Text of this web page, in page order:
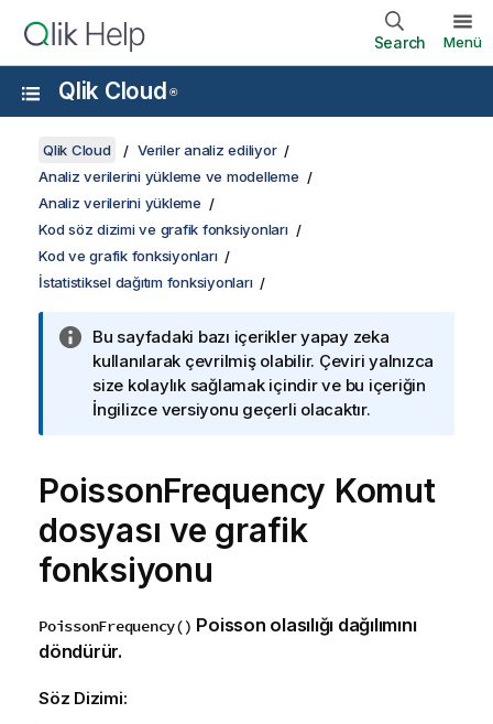
Search Menü
Qlik Cloud ®
Qlik Cloud
Veriler analiz ediliyor
Analiz verilerini yükleme ve modelleme
Analiz verilerini yükleme
Kod söz dizimi ve grafik fonksiyonları
Kod ve grafik fonksiyonları
İstatistiksel dağıtım fonksiyonları
Bu sayfadaki bazı içerikler yapay zeka
kullanılarak çevrilmiş olabilir. Çeviri yalnızca
size kolaylık sağlamak içindir ve bu içeriğin
İngilizce versiyonu geçerli olacaktır.
PoissonFrequency Komut
dosyası ve grafik
fonksiyonu
PoissonFrequency() Poisson olasılığı dağılımını
döndürür.
Söz Dizimi: